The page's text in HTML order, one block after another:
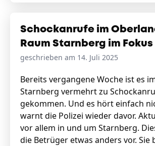
Schockanrufe im
Raum Starnberg im Fokus
geschrieben am 14. Juli 2025
Bereits vergangene Woche ist es
Starnberg vermehrt zu
gekommen. Und es hört einfach
warnt die Polizei wieder davor.
vor allem in und um Starnberg.
die Betrüger etwas anders vor. Sie